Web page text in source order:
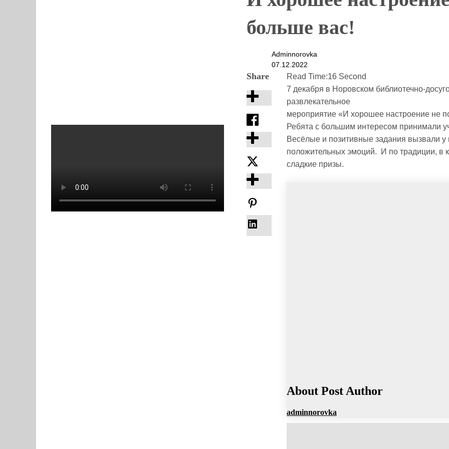
больше вас!
Adminnorovka
07.12.2022
Share Read Time:16 Second
7 декабря в Норовском библиотечно-
развлекательное
мероприятие «И хорошее настроение не
Ребята с большим интересом принимали
Весёлые и позитивные задания вызвали
положительных эмоций. И по традиции, в
сладкие призы.
About Post Author
adminnorovka